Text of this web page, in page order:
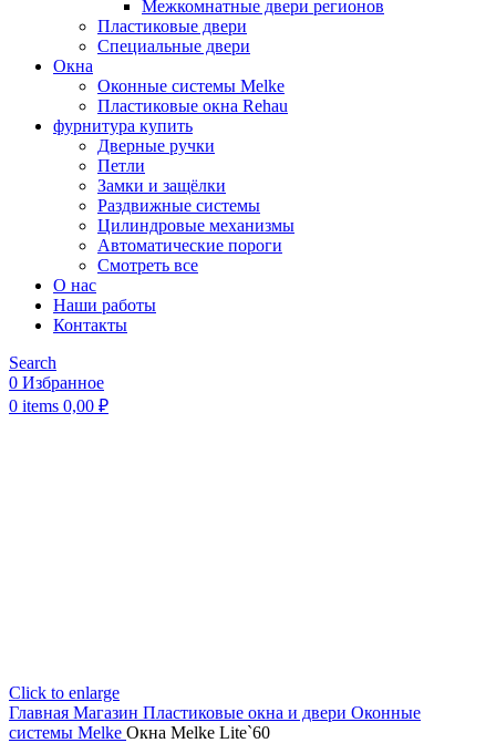
Межкомнатные двери регионов
Пластиковые двери
Специальные двери
Окна
Оконные системы Melke
Пластиковые окна Rehau
фурнитура купить
Дверные ручки
Петли
Замки и защёлки
Раздвижные системы
Цилиндровые механизмы
Автоматические пороги
Смотреть все
О нас
Наши работы
Контакты
Search
0 Избранное
0 items 0,00 ₽
Click to enlarge
Главная Магазин Пластиковые окна и двери Оконные
системы Melke Окна Melke Lite`60